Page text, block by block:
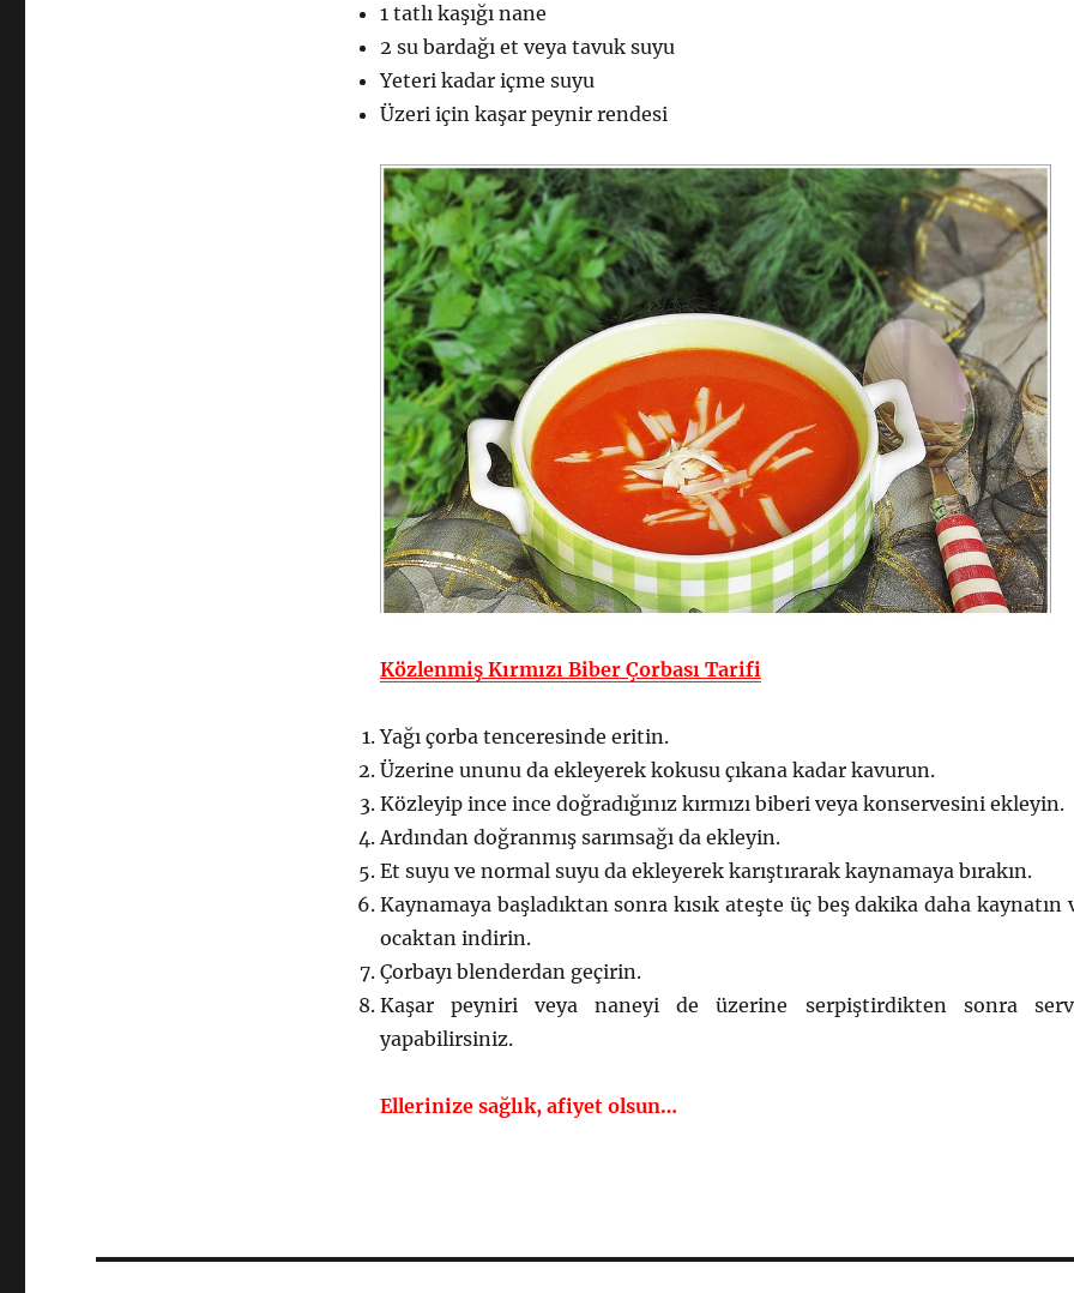
1 tatlı kaşığı nane
2 su bardağı et veya tavuk suyu
Yeteri kadar içme suyu
Üzeri için kaşar peynir rendesi
Közlenmiş Kırmızı Biber Çorbası Tarifi
Yağı çorba tenceresinde eritin.
Üzerine ununu da ekleyerek kokusu çıkana kadar kavurun.
Közleyip ince ince doğradığınız kırmızı biberi veya konservesini ekleyin.
Ardından doğranmış sarımsağı da ekleyin.
Et suyu ve normal suyu da ekleyerek karıştırarak kaynamaya bırakın.
Kaynamaya başladıktan sonra kısık ateşte üç beş dakika daha kaynatın
ocaktan indirin.
Çorbayı blenderdan geçirin.
Kaşar peyniri veya naneyi de üzerine serpiştirdikten sonra
yapabilirsiniz.
Ellerinize sağlık, afiyet olsun…